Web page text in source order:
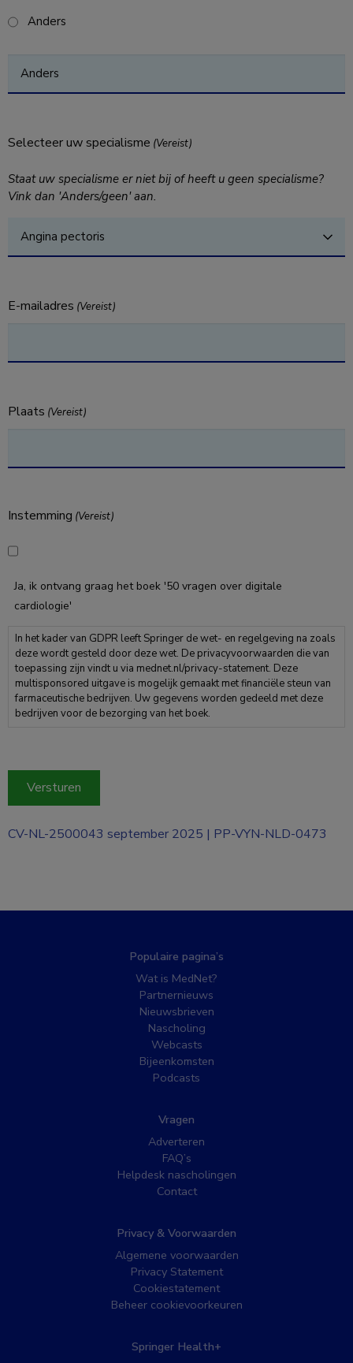
Anders
Selecteer uw specialisme (Vereist)
Staat uw specialisme er niet bij of heeft u geen specialisme?
Vink dan 'Anders/geen' aan.
E-mailadres (Vereist)
Plaats (Vereist)
Instemming (Vereist)
Ja, ik ontvang graag het boek '50 vragen over digitale
cardiologie'
In het kader van GDPR leeft Springer de wet- en regelgeving na zoals
deze wordt gesteld door deze wet. De privacyvoorwaarden die van
toepassing zijn vindt u via mednet.nl/privacy-statement. Deze
multisponsored uitgave is mogelijk gemaakt met financiële steun van
farmaceutische bedrijven. Uw gegevens worden gedeeld met deze
bedrijven voor de bezorging van het boek.
CV-NL-2500043 september 2025 | PP-VYN-NLD-0473
Populaire pagina’s
Wat is MedNet?
Partnernieuws
Nieuwsbrieven
Nascholing
Webcasts
Bijeenkomsten
Podcasts
Vragen
Adverteren
FAQ’s
Helpdesk nascholingen
Contact
Privacy & Voorwaarden
Algemene voorwaarden
Privacy Statement
Cookiestatement
Beheer cookievoorkeuren
Springer Health+